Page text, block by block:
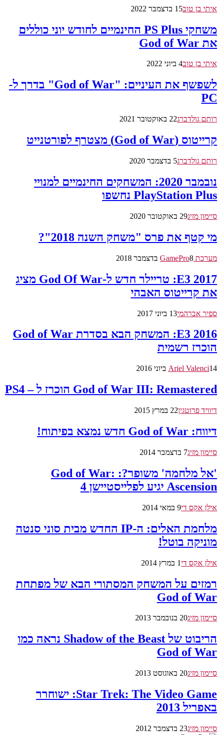
איתי בן טוב15 בדצמבר 2022
משחקי PS Plus החינמיים לחודש יוני כוללים
את God of War
איתי בן טוב4 ביוני 2022
לשפשף את העיניים: "God of War" בדרך ל-
PC
רותם גולדברג22 באוקטובר 2021
קרייטוס (God of War) מצטרף לפורטנייט
רותם גולדברג5 בדצמבר 2020
נובמבר 2020: המשחקים החינמיים למנויי
PlayStation Plus נחשפו
סיימון מזיג29 באוקטובר 2020
מי קטף את פרס "משחק השנה 2018"?
מערכת GamePro 8 בדצמבר 2018
E3 2017: טריילר חדש ל-God Of War מציג
את קרייטוס האבהי
ספיר אברהמי13 ביוני 2017
E3 2016: המשחק הבא בסדרת God of War
הוכרז רשמית
Ariel Valenci14 ביוני 2016
God of War III: Remastered הוכרז ל – PS4
דיוויד פרוטגין22 במרץ 2015
דיווח: God of War חדש נמצא בפיתוח!
סיימון מזיג7 בדצמבר 2014
'אל מלחמה' משופר?: God of War:
Ascension יגיע לפלייסטיישן 4
אילן אקס די9 במאי 2014
מלחמת האלים: ה-IP החדש מבית סוני סנטה
מוניקה בוטל!
אילן אקס די1 במרץ 2014
רמזים על המשחק המסתורי הבא של מפתחת
God of War
סיימון מזיג20 בנובמבר 2013
הריבוט של Shadow of the Beast נראה כמו
God of War
סיימון מזיג20 באוגוסט 2013
Star Trek: The Video Game: ישוחרר
באפריל 2013
סיימון מזיג23 בדצמבר 2012